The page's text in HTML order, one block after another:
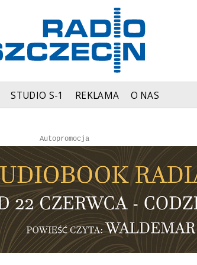
STUDIO S-1 REKLAMA O NAS
Autopromocja
Reklama
Autopromocja